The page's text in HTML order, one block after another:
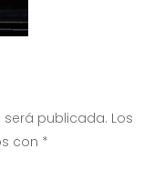
publicada. Los
con *